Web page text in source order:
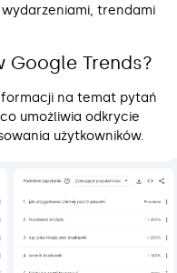
trendami
Google Trends?
na temat pytań
umożliwia odkrycie
użytkowników.